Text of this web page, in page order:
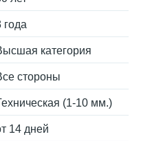
года
категория
стороны
(1-10 мм.)
14 дней